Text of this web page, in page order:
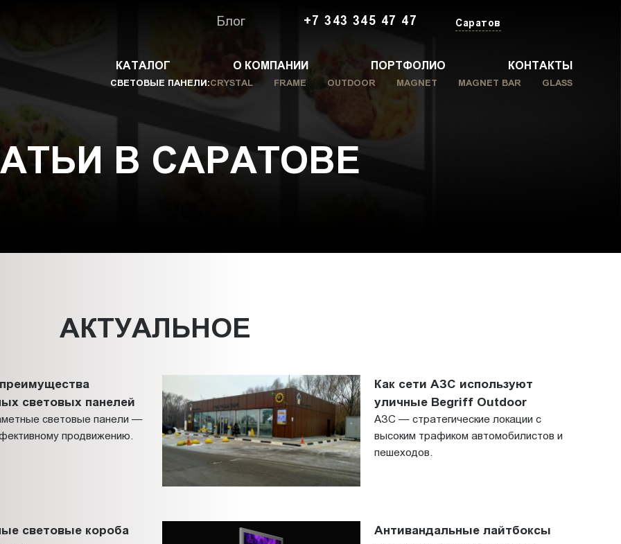
Блог +7 343 345 47 47 Саратов
КАТАЛОГ О КОМПАНИИ ПОРТФОЛИО КОНТАКТЫ
СВЕТОВЫЕ ПАНЕЛИ:CRYSTAL FRAME OUTDOOR MAGNET MAGNET BAR GLASS
В САРАТОВЕ
АКТУАЛЬНОЕ
световых панелей
световые панели —
продвижению.
Как сети АЗС используют
уличные Begriff Outdoor
АЗС — стратегические локации с
высоким трафиком автомобилистов и
пешеходов.
световые короба
Антивандальные лайтбоксы